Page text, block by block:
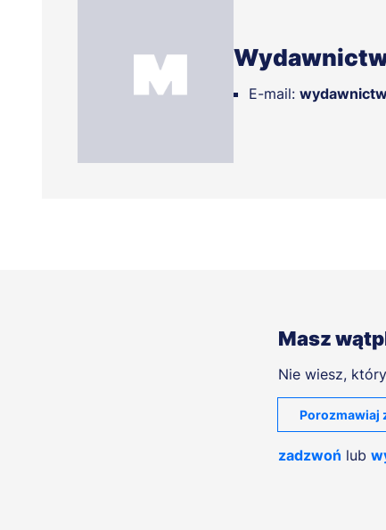
E-mail:
Masz
Nie wiesz,
Porozmawiaj
zadzwoń lub